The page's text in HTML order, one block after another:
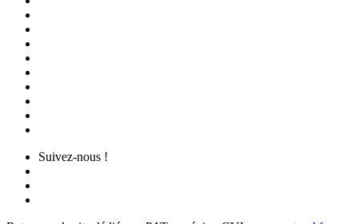
Suivez-nous !